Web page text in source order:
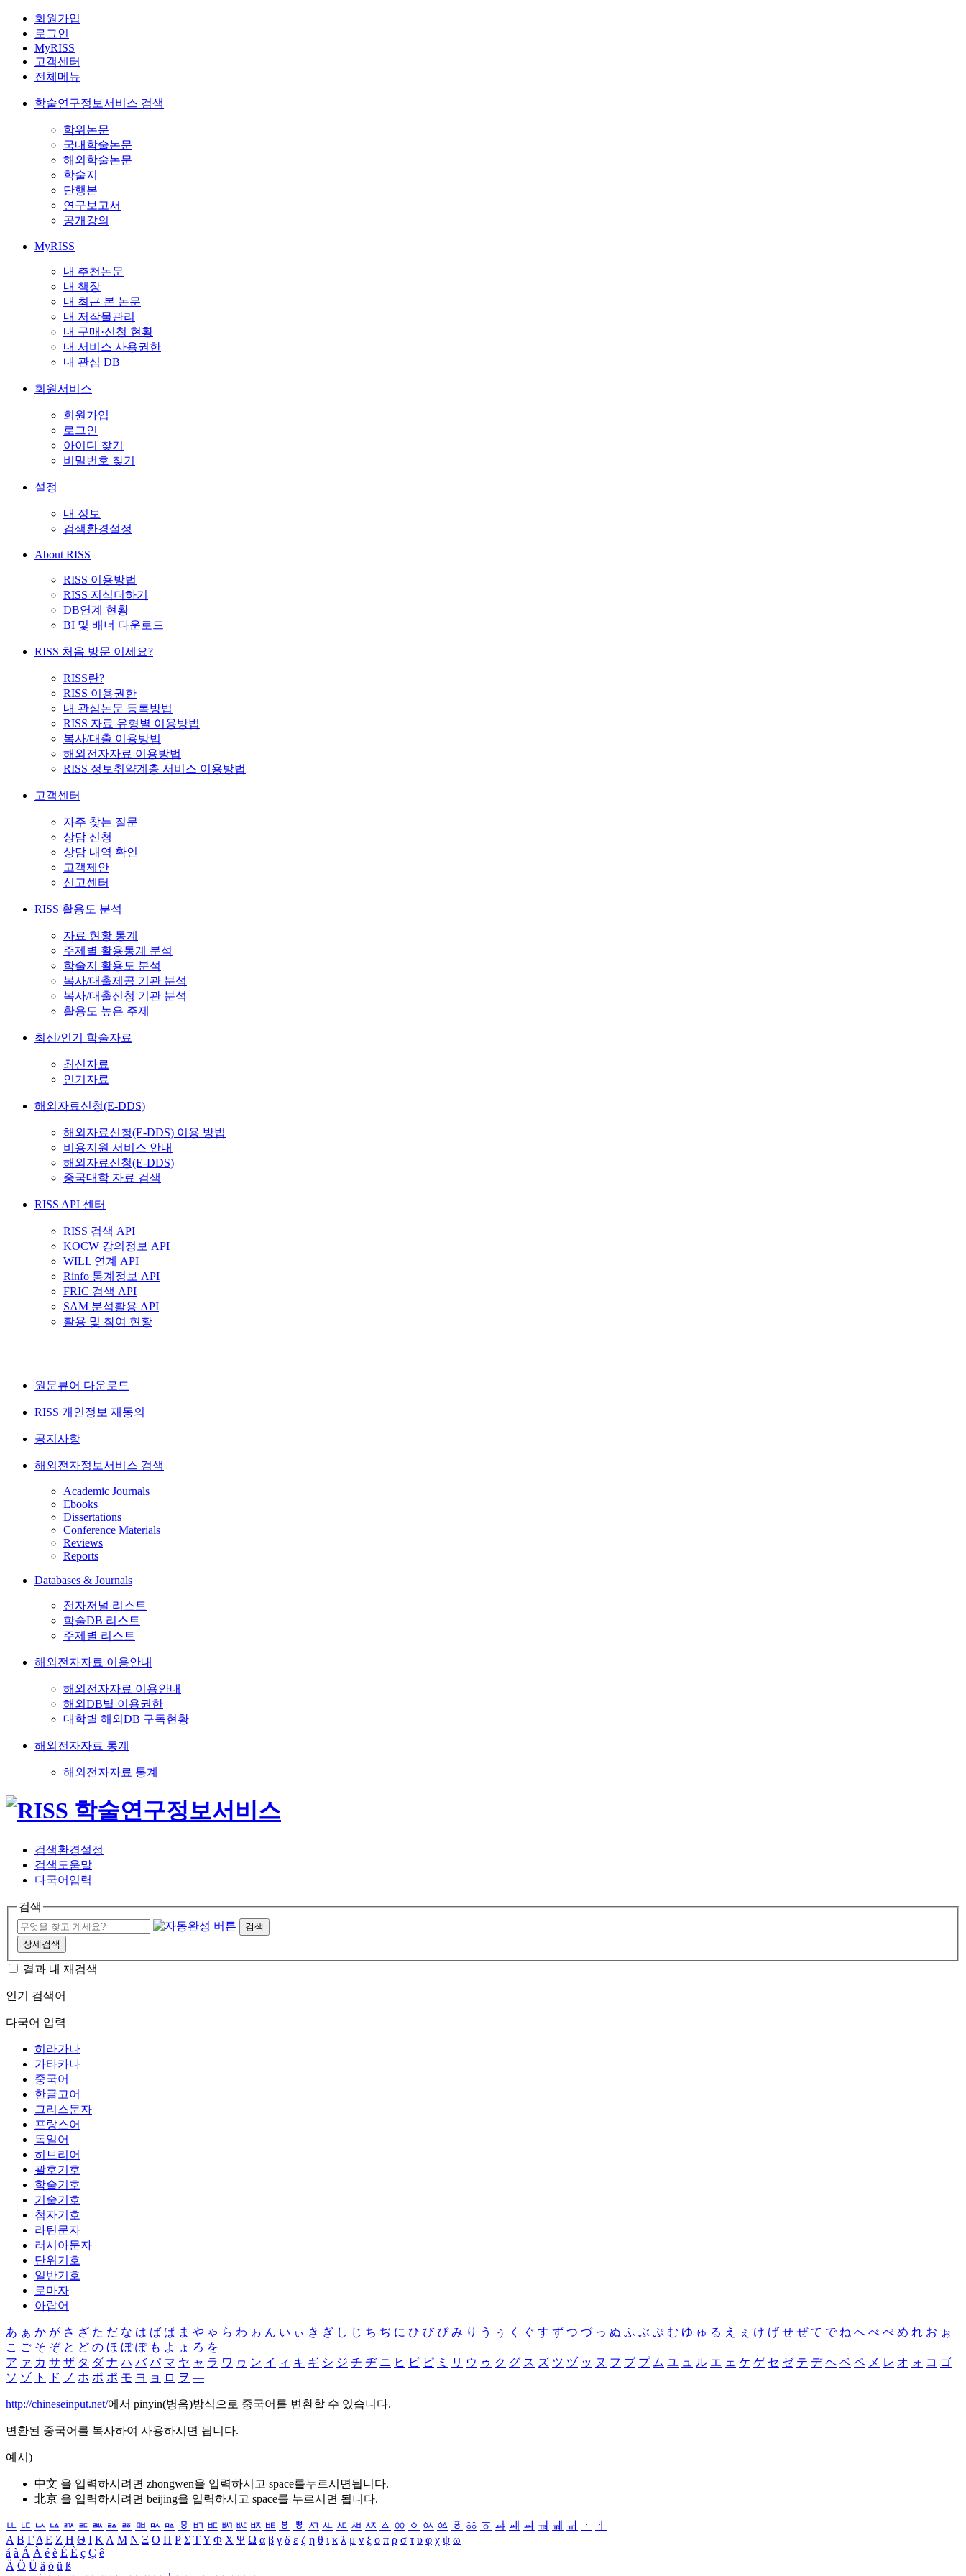
회원가입
로그인
MyRISS
고객센터
전체메뉴
학술연구정보서비스 검색
학위논문
국내학술논문
해외학술논문
학술지
단행본
연구보고서
공개강의
MyRISS
내 추천논문
내 책장
내 최근 본 논문
내 저작물관리
내 구매·신청 현황
내 서비스 사용권한
내 관심 DB
회원서비스
회원가입
로그인
아이디 찾기
비밀번호 찾기
설정
내 정보
검색환경설정
About RISS
RISS 이용방법
RISS 지식더하기
DB연계 현황
BI 및 배너 다운로드
RISS 처음 방문 이세요?
RISS란?
RISS 이용권한
내 관심논문 등록방법
RISS 자료 유형별 이용방법
복사/대출 이용방법
해외전자자료 이용방법
RISS 정보취약계층 서비스 이용방법
고객센터
자주 찾는 질문
상담 신청
상담 내역 확인
고객제안
신고센터
RISS 활용도 분석
자료 현황 통계
주제별 활용통계 분석
학술지 활용도 분석
복사/대출제공 기관 분석
복사/대출신청 기관 분석
활용도 높은 주제
최신/인기 학술자료
최신자료
인기자료
해외자료신청(E-DDS)
해외자료신청(E-DDS) 이용 방법
비용지원 서비스 안내
해외자료신청(E-DDS)
중국대학 자료 검색
RISS API 센터
RISS 검색 API
KOCW 강의정보 API
WILL 연계 API
Rinfo 통계정보 API
FRIC 검색 API
SAM 분석활용 API
활용 및 참여 현황
원문뷰어 다운로드
RISS 개인정보 재동의
공지사항
해외전자정보서비스 검색
Academic Journals
Ebooks
Dissertations
Conference Materials
Reviews
Reports
Databases & Journals
전자저널 리스트
학술DB 리스트
주제별 리스트
해외전자자료 이용안내
해외전자자료 이용안내
해외DB별 이용권한
대학별 해외DB 구독현황
해외전자자료 통계
해외전자자료 통계
검색환경설정
검색도움말
다국어입력
검색
검색
상세검색
결과 내 재검색
인기 검색어
다국어 입력
히라가나
가타카나
중국어
한글고어
그리스문자
프랑스어
독일어
히브리어
괄호기호
학술기호
기술기호
첨자기호
라틴문자
러시아문자
단위기호
일반기호
로마자
아랍어
あ ぁ か が さ ざ た だ な は ば ぱ ま や ゃ ら わ ゎ ん い ぃ き ぎ し じ ち ぢ に ひ び ぴ み り う ぅ く ぐ す ず つ づ っ ぬ ふ ぶ ぷ む ゆ ゅ る え ぇ け げ せ ぜ て で ね へ べ ぺ め れ お ぉ
こ ご そ ぞ と ど の ほ ぼ ぽ も よ ょ ろ を
ア ァ カ サ ザ タ ダ ナ ハ バ パ マ ヤ ャ ラ ワ ヮ ン イ ィ キ ギ シ ジ チ ヂ ニ ヒ ビ ピ ミ リ ウ ゥ ク グ ス ズ ツ ヅ ッ ヌ フ ブ プ ム ユ ュ ル エ ェ ケ ゲ セ ゼ テ デ ヘ ベ ペ メ レ オ ォ コ ゴ
ソ ゾ ト ド ノ ホ ボ ポ モ ヨ ョ ロ ヲ ―
http://chineseinput.net/에서 pinyin(병음)방식으로 중국어를 변환할 수 있습니다.
변환된 중국어를 복사하여 사용하시면 됩니다.
예시)
中文 을 입력하시려면 zhongwen을 입력하시고 space를누르시면됩니다.
北京 을 입력하시려면 beijing을 입력하시고 space를 누르시면 됩니다.
ㅥ ㅦ ㅧ ㅨ ㅩ ㅪ ㅫ ㅬ ㅭ ㅮ ㅯ ㅰ ㅱ ㅲ ㅳ ㅴ ㅵ ㅶ ㅷ ㅸ ㅹ ㅺ ㅻ ㅼ ㅽ ㅾ ㅿ ㆀ ㆁ ㆂ ㆃ ㆄ ㆅ ㆆ ㆇ ㆈ ㆉ ㆊ ㆋ ㆌ ㆍ
ㆎ
Α Β ΓΔ Ε Ζ Η Θ Ι ΚΛ Μ Ν Ξ Ο Π Ρ Σ ΤΥ Φ Χ Ψ Ω α β γ δ ε ζ η θ ι κ λ μ ν ξ ο π ρ σ τ υ φ χ ψ ω
á à Á À é è É È ç Ç ê
Ä Ö Ü ä ö ü ß